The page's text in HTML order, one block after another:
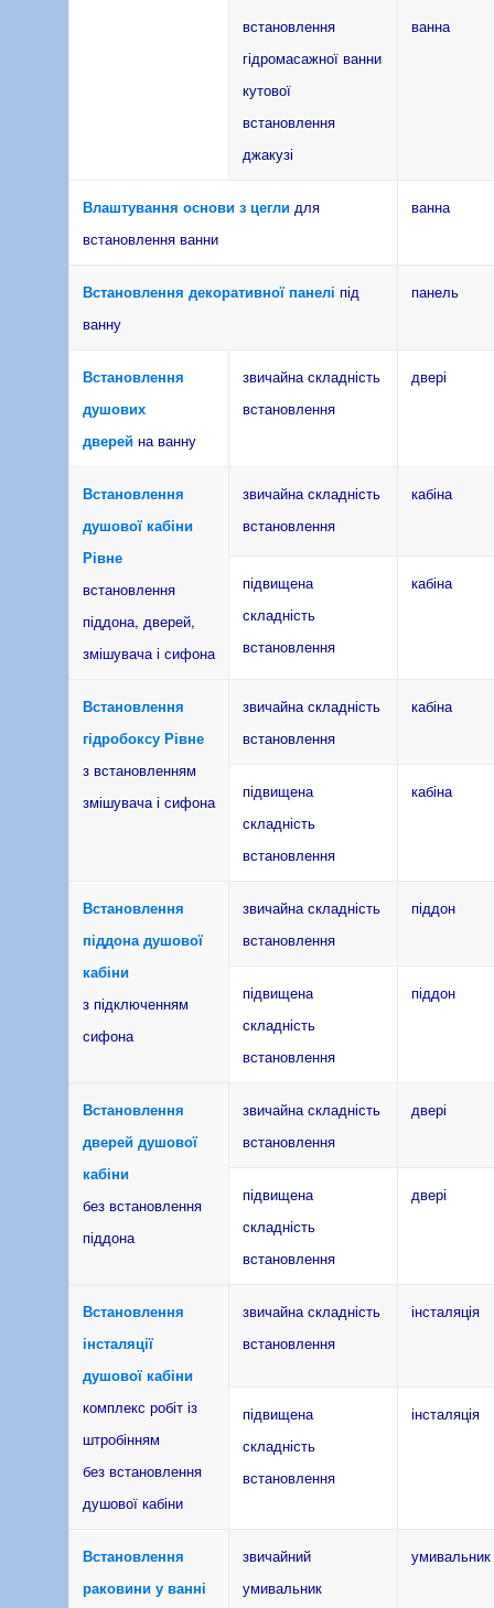
встановлення
гідромасажної ванни
кутової
встановлення
джакузі
ванна
Влаштування основи з цегли для
встановлення ванни
ванна
Встановлення декоративної панелі під
ванну
панель
Встановлення
душових
дверей на ванну
звичайна складність
встановлення
двері
Встановлення
душової кабіни
Рівне
встановлення
піддона, дверей,
змішувача і сифона
звичайна складність
встановлення
кабіна
підвищена
складність
встановлення
кабіна
Встановлення
гідробоксу Рівне
з встановленням
змішувача і сифона
звичайна складність
встановлення
кабіна
підвищена
складність
встановлення
кабіна
Встановлення
піддона душової
кабіни
з підключенням
сифона
звичайна складність
встановлення
піддон
підвищена
складність
встановлення
піддон
Встановлення
дверей душової
кабіни
без встановлення
піддона
звичайна складність
встановлення
двері
підвищена
складність
встановлення
двері
Встановлення
інсталяції
душової кабіни
комплекс робіт із
штробінням
без встановлення
душової кабіни
звичайна складність
встановлення
інсталяція
підвищена
складність
встановлення
інсталяція
Встановлення
раковини у ванні
звичайний
умивальник
умивальник